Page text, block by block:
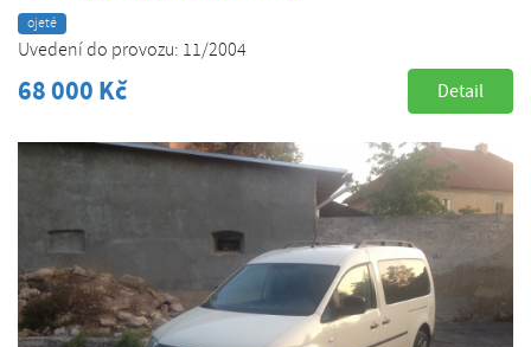
ojeté
Uvedení do provozu: 11/2004
68 000 Kč Detail